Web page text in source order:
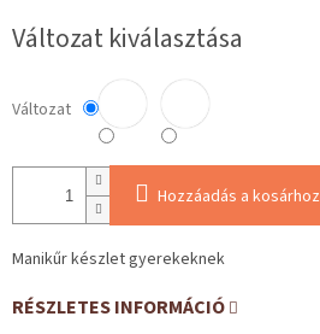
Változat kiválasztása
Változat
Hozzáadás a kosárhoz
Manikűr készlet gyerekeknek
RÉSZLETES INFORMÁCIÓ